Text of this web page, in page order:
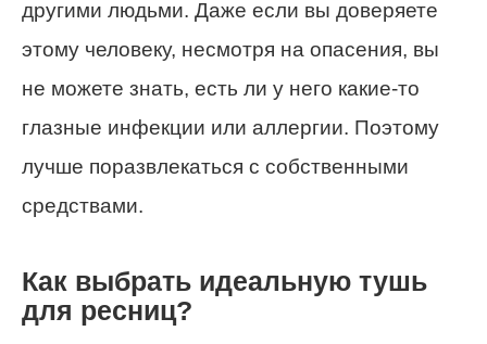
другими людьми. Даже если вы доверяете
этому человеку, несмотря на опасения, вы
не можете знать, есть ли у него какие-то
глазные инфекции или аллергии. Поэтому
лучше поразвлекаться с собственными
средствами.
Как выбрать идеальную тушь
для ресниц?